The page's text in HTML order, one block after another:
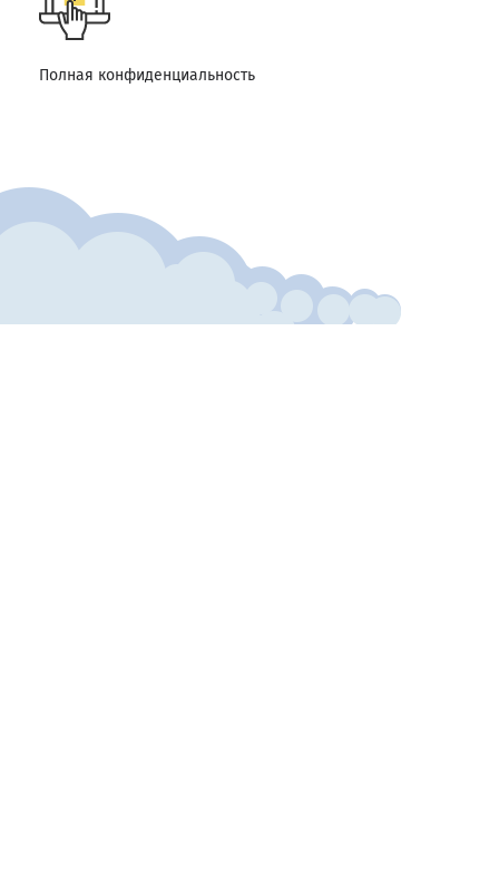
Полная конфиденциальность